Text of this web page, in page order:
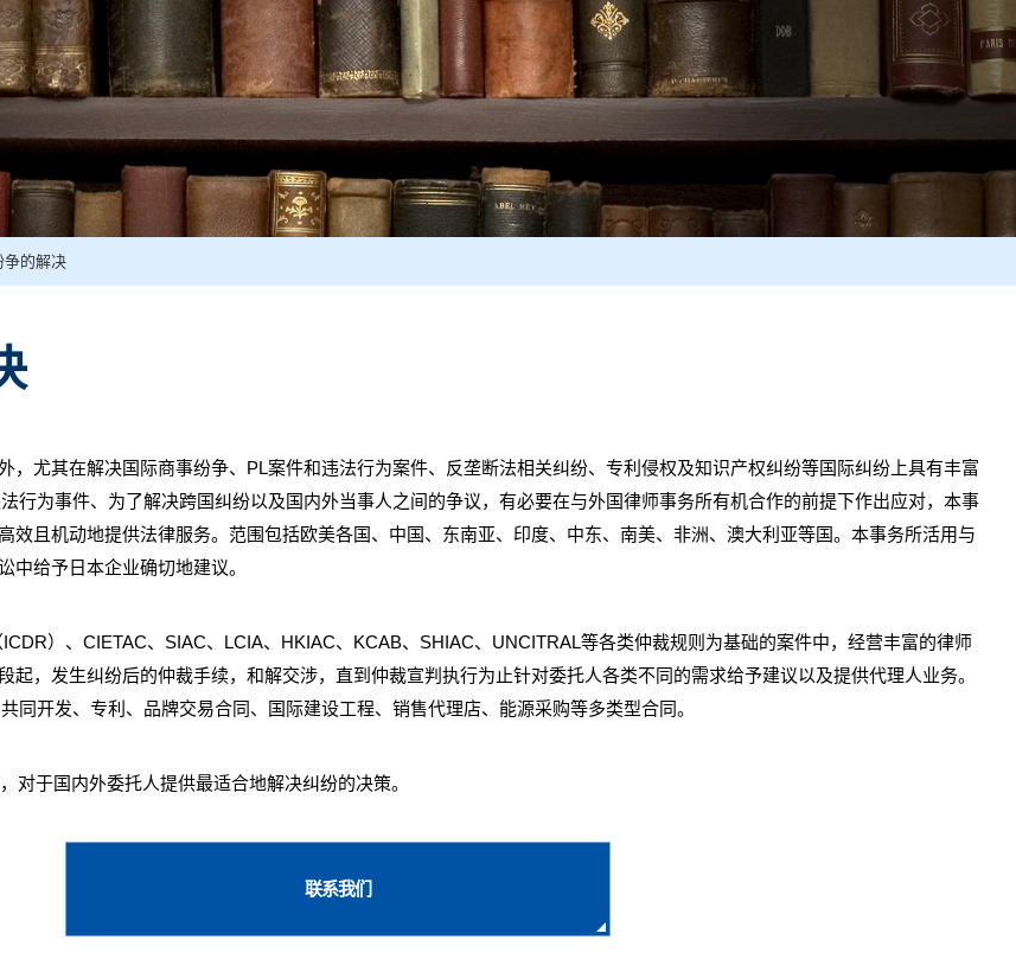
争的解决
尤其在解决国际商事纷争、PL案件和违法行为案件、反垄断法相关纠纷、专利侵权及知识产权纠纷等国际纠纷上具有丰富
行为事件、为了解决跨国纠纷以及国内外当事人之间的争议，有必要在与外国律师事务所有机合作的前提下作出应对，本事
效且机动地提供法律服务。范围包括欧美各国、中国、东南亚、印度、中东、南美、非洲、澳大利亚等国。本事务所活用与
中给予日本企业确切地建议。
）、CIETAC、SIAC、LCIA、HKIAC、KCAB、SHIAC、UNCITRAL等各类仲裁规则为基础的案件中，经营丰富的律师
起，发生纠纷后的仲裁手续，和解交涉，直到仲裁宣判执行为止针对委托人各类不同的需求给予建议以及提供代理人业务。
同开发、专利、品牌交易合同、国际建设工程、销售代理店、能源采购等多类型合同。
于国内外委托人提供最适合地解决纠纷的决策。
联系我们